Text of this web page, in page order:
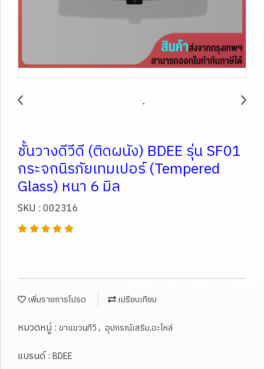
ชั้นวางดีวีดี (ติดผนัง) BDEE รุ่น SF01
กระจกนิรภัยเทมเปอร์ (Tempered
Glass) หนา 6 มิล
SKU : 002316
เพิ่มรายการโปรด เปรียบเทียบ
หมวดหมู่ : ขาแขวนทีวี, อุปกรณ์เสริม,อะไหล่
แบรนด์ : BDEE